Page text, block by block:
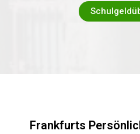
Frankfurts